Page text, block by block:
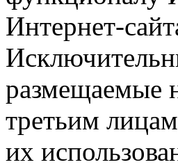
Интернет-
размещаемые
третьим
их